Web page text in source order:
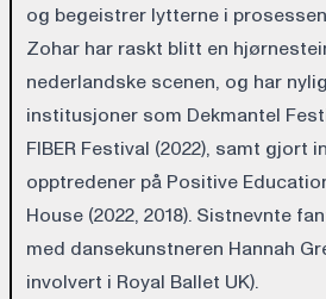
og begeistrer lytterne i
Zohar har raskt blitt en
nederlandske scenen, og har
institusjoner som Dekmantel
FIBER Festival (2022), samt gjort
opptredener på Positive
House (2022, 2018). Sistnevnte
med dansekunstneren Hannah
involvert i Royal Ballet UK).